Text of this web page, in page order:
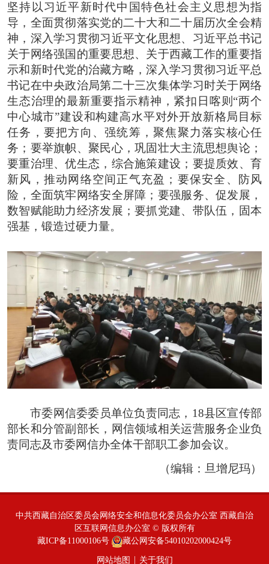
坚持以习近平新时代中国特色社会主义思想为指
导，全面贯彻落实党的二十大和二十届历次全会精
神，深入学习贯彻习近平文化思想、习近平总书记
关于网络强国的重要思想、关于西藏工作的重要指
示和新时代党的治藏方略，深入学习贯彻习近平总
书记在中央政治局第二十三次集体学习时关于网络
生态治理的最新重要指示精神，紧扣日喀则“两个
中心城市”建设和构建高水平对外开放新格局目标
任务，要把方向、强统筹，聚焦聚力落实核心任
务；要举旗帜、聚民心，巩固壮大主流思想舆论；
要重治理、优生态，综合施策建设；要提质效、育
新风，推动网络空间正气充盈；要保安全、防风
险，全面筑牢网络安全屏障；要强服务、促发展，
数智赋能助力经济发展；要抓党建、带队伍，固本
强基，锻造过硬力量。
市委网信委委员单位负责同志，18县区宣传部
部长和分管副部长，网信领域相关运营服务企业负
责同志及市委网信办全体干部职工参加会议。
（编辑：旦增尼玛）
中共西藏自治区委员会网络安全和信息化委员会办公室 西藏自治
区互联网信息办公室 © 版权所有
藏ICP备11000106号
藏公网安备54010202000424号
网站地图 | 关于我们